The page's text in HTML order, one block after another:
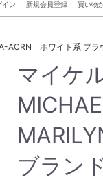
イン 新規会員登録 買い物
ACRN ホワイト系 ブラ
マイケ
ブラン